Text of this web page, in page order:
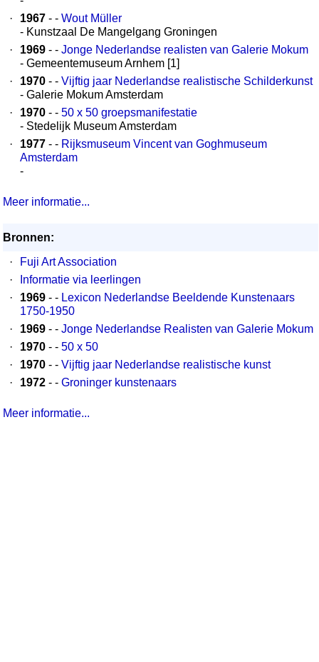
·
1967 - - Wout Müller
- Kunstzaal De Mangelgang Groningen
·
1969 - - Jonge Nederlandse realisten van Galerie Mokum
- Gemeentemuseum Arnhem [1]
·
1970 - - Vijftig jaar Nederlandse realistische Schilderkunst
- Galerie Mokum Amsterdam
·
1970 - - 50 x 50 groepsmanifestatie
- Stedelijk Museum Amsterdam
·
1977 - - Rijksmuseum Vincent van Goghmuseum
Amsterdam
-
Meer informatie...
Bronnen:
·
Fuji Art Association
·
Informatie via leerlingen
·
1969 - - Lexicon Nederlandse Beeldende Kunstenaars
1750-1950
·
1969 - - Jonge Nederlandse Realisten van Galerie Mokum
·
1970 - - 50 x 50
·
1970 - - Vijftig jaar Nederlandse realistische kunst
·
1972 - - Groninger kunstenaars
Meer informatie...